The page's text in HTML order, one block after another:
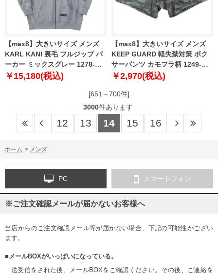
【max8】大きいサイズ メンズ
KARL KANI 裏毛 フルジップ パ
ーカー ミックスグレー 1278-
5336-1 3L 4L 5L 6L 8L
￥15,180(税込)
【max8】大きいサイズ メンズ
KEEP GUARD 軽失禁対策 ボク
サーパンツ カモフラ柄 1249-
4340-4 4L 5L 6L 7L 8L
￥2,970(税込)
[651～700件]
3000件あります
12 13 14 15 16
ホーム > メンズ
PC スマートフォン
※ご注文確認メールが届かないお客様へ
当店からのご注文確認メール等が届かない場合、下記の可能性がござい
ます。
■メールBOXがいっぱいになっている。
送受信をされた後、メールBOXをご確認ください。その後、ご連絡を